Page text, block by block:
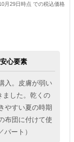
月29日時点 での税込価格
心要素
入。皮膚が弱い
ました。乾くの
やすい夏の時期
布団に付けて使
ート）